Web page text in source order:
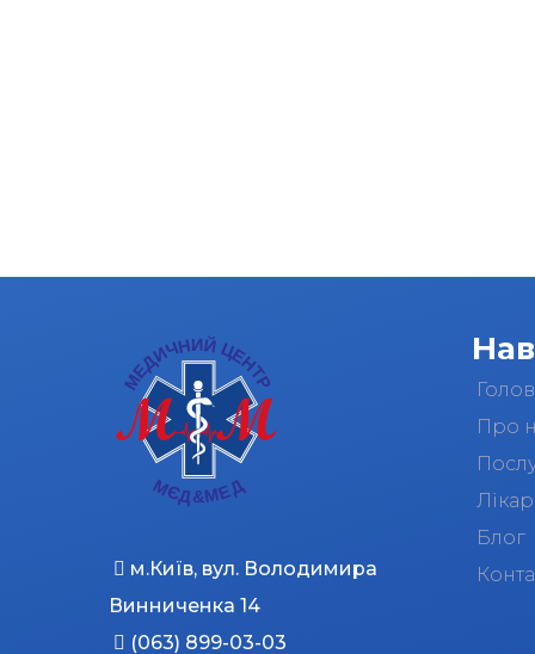
м.Київ, вул. Володимира
Винниченка 14
(063) 899-03-03
Про
Блог